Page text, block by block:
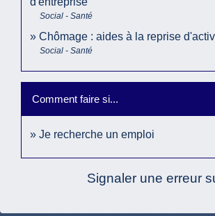
Social - Santé
Chômage : aides à la reprise
Social - Santé
Comment faire si...
Je recherche un emploi
Signaler une erreur